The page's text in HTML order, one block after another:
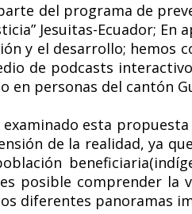
del programa de
Jesuitas-Ecuador;
y el desarrollo; hemos
de podcasts
en personas del cantón
examinado esta
de la realidad, ya
posible comprender la
diferentes panoramas